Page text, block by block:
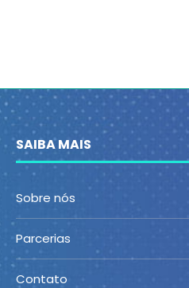
SAIBA MAIS
Sobre nós
Parcerias
Contato